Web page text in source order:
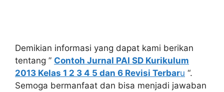
Demikian informasi yang dapat kami berikan
tentang ” Contoh Jurnal PAI SD Kurikulum
2013 Kelas 1 2 3 4 5 dan 6 Revisi Terbaru “.
Semoga bermanfaat dan bisa menjadi jawaban